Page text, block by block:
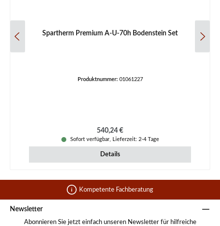
Spartherm Premium A-U-70h Bodenstein Set
Produktnummer: 01061227
Regulärer Preis:
540,24 €
Sofort verfügbar, Lieferzeit: 2-4 Tage
Details
Kompetente Fachberatung
Newsletter
Abonnieren Sie jetzt einfach unseren Newsletter für hilfreiche